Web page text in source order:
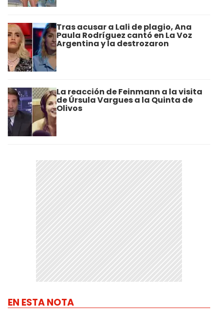
Tras acusar a Lali de plagio, Ana
Paula Rodríguez cantó en La Voz
Argentina y la destrozaron
La reacción de Feinmann a la visita
de Úrsula Vargues a la Quinta de
Olivos
EN ESTA NOTA